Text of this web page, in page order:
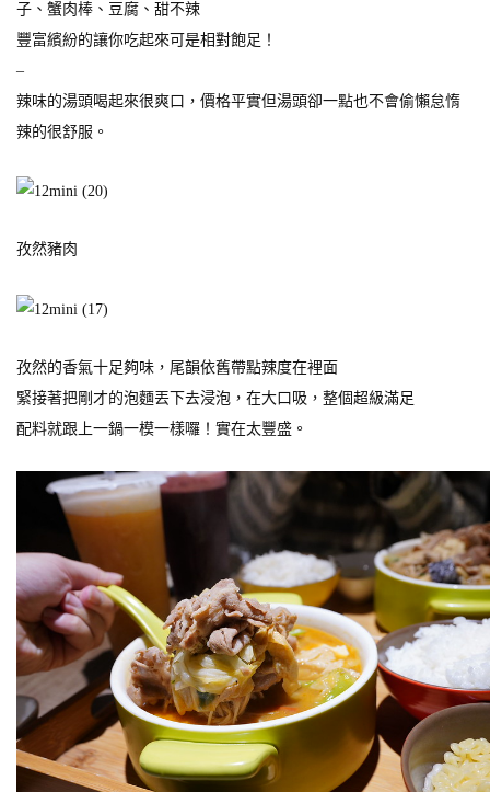
子、蟹肉棒、豆腐、甜不辣
豐富繽紛的讓你吃起來可是相對飽足！
–
辣味的湯頭喝起來很爽口，價格平實但湯頭卻一點也不會偷懶怠惰
辣的很舒服。
孜然豬肉
孜然的香氣十足夠味，尾韻依舊帶點辣度在裡面
緊接著把剛才的泡麵丟下去浸泡，在大口吸，整個超級滿足
配料就跟上一鍋一模一樣囉！實在太豐盛。